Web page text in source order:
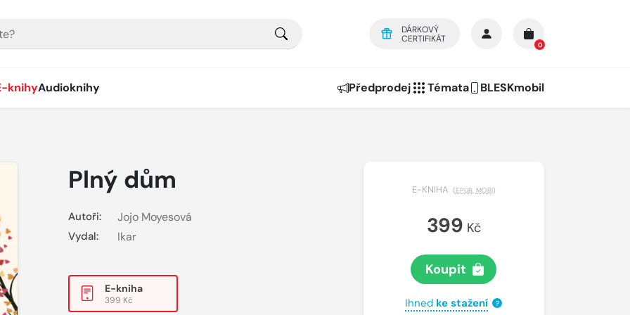
DÁRKOVÝ
CERTIFIKÁT
0
knihyAudioknihy Předprodej Témata BLESKmobil
Plný dům
Autoři: Jojo Moyesová
Vydal: Ikar
E-kniha
399 Kč
E-KNIHA (EPUB, MOBI)
399 Kč
Koupit
Ihned ke stažení ?